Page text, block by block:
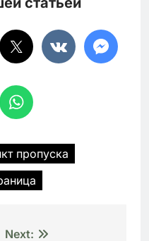
пропуска
Next: